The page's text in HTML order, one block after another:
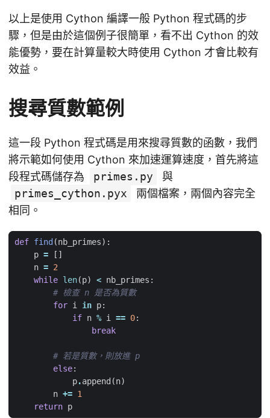
以上是使用 Cython 編譯一般 Python 程式碼的步
驟，但是由於這個例子很簡單，看不出 Cython 的效
能優勢，要在計算量較大時使用 Cython 才會比較有
效益。
搜尋質數範例
這一段 Python 程式碼是用來搜尋質數的函數，我們
將示範如何使用 Cython 來加速運算速度，首先將這
段程式碼儲存為
primes.py
與
primes_cython.pyx
兩個檔案，兩個內容完全
相同。
def find (nb_primes):
p =
[]
n = 2
while len(p) < nb_primes :
# 檢查 n 是否為質數
for i in p:
if n % i == 0:
break
# 若是質數，則放進 p
else:
p.append (n)
n += 1
return p